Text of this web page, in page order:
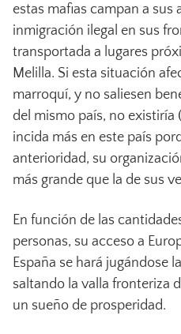
estas mafias campan a
inmigración ilegal en sus
transportada a lugares
Melilla. Si esta situación
marroquí, y no saliesen
del mismo país, no existiría
incida más en este país
anterioridad, su
más grande que la de sus
En función de las
personas, su acceso a
España se hará jugándose
saltando la valla fronteriza
un sueño de prosperidad.